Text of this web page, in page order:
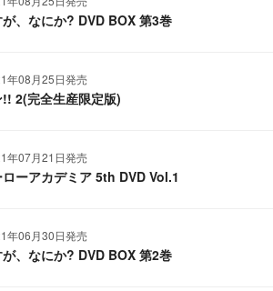
、なにか? DVD BOX 第3巻
年08月25日発売
2(完全生産限定版)
年07月21日発売
ーアカデミア 5th DVD Vol.1
年06月30日発売
、なにか? DVD BOX 第2巻